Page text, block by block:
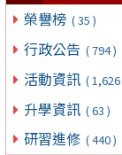
榮譽榜 ( 35 )
行政公告 ( 794 )
活動資訊 ( 1,626
升學資訊 ( 63 )
研習進修 ( 440 )